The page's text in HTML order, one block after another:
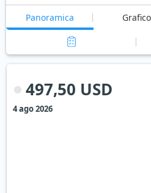
Panoramica Grafico
497,50 USD
4 ago 2026